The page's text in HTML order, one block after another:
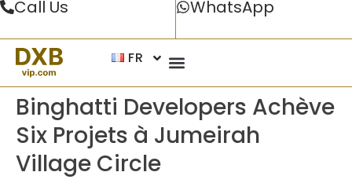
Call Us WhatsApp
FR
Binghatti Developers Achève
Six Projets à Jumeirah
Village Circle